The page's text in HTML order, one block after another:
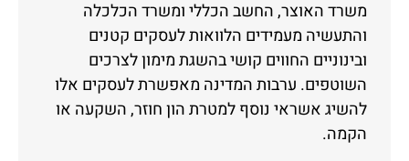
משרד האוצר, החשב הכללי ומשרד הכלכלה
והתעשיה מעמידים הלוואות לעסקים קטנים
ובינוניים החווים קושי בהשגת מימון לצרכים
השוטפים. ערבות המדינה מאפשרת לעסקים אלו
להשיג אשראי נוסף למטרת הון חוזר, השקעה או
הקמה.